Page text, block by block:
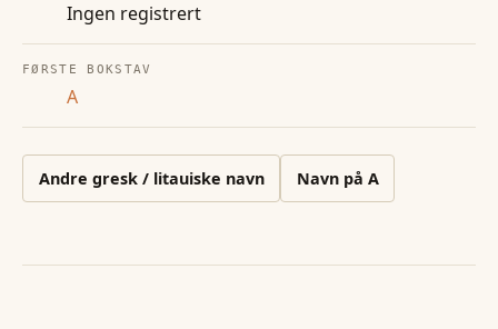
Ingen registrert
FØRSTE BOKSTAV
A
Andre gresk / litauiske navn Navn på A